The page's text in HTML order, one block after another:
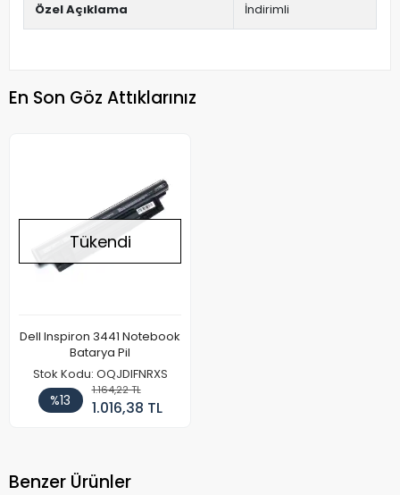
Özel Açıklama İndirimli
En Son Göz Attıklarınız
Tükendi
Dell Inspiron 3441 Notebook
Batarya Pil
Stok Kodu: OQJDIFNRXS
%13
1.164,22 TL
1.016,38 TL
Benzer Ürünler